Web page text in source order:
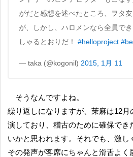
がだと感想を述べたところ、ヲタ
が、しかし、ハロメンなら全員で
しゃるとおりだ！ #helloproject
— taka (@kogonil) 2015, 1月 11
そうなんですよね。
繰り返しになりますが、茉麻は12月
演しており、稽古のために確保でき
いかと思われます。それでも、激し
その発声が客席にちゃんと滑舌よく